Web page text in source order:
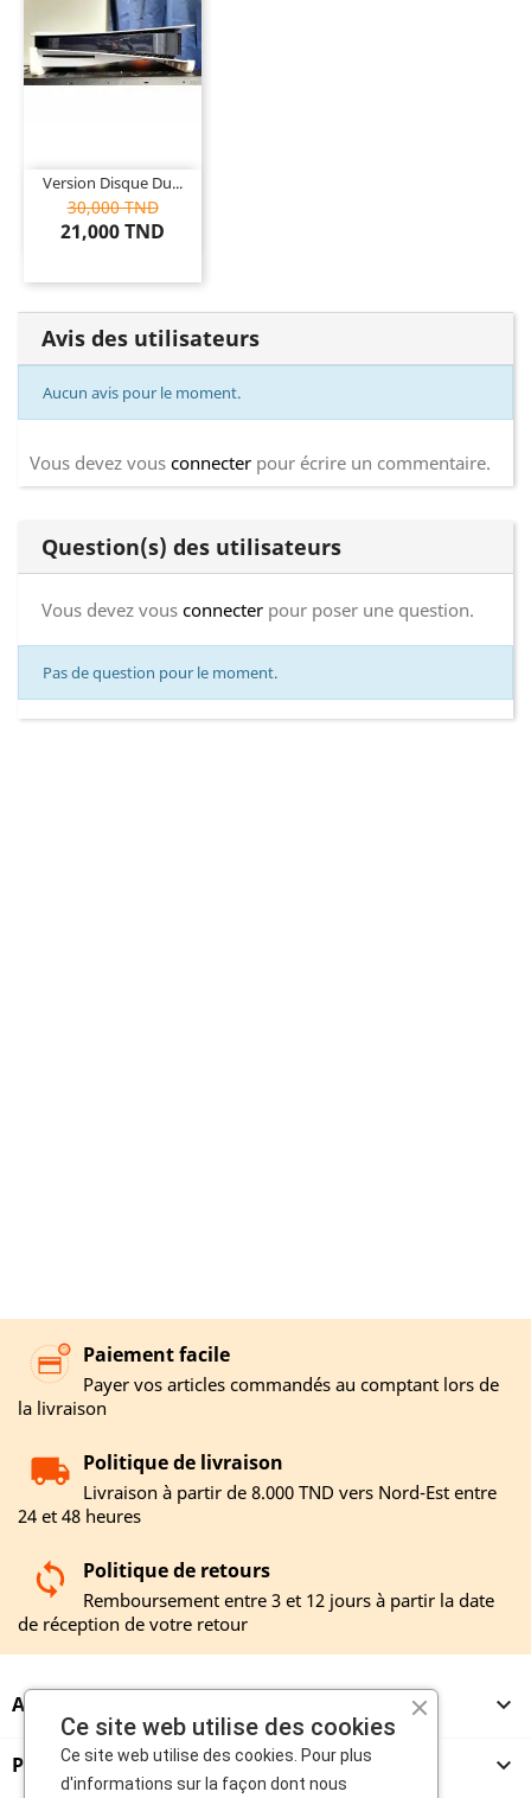
Version Disque Du...
30,000 TND
21,000 TND
Avis des utilisateurs
Aucun avis pour le moment.
Vous devez vous connecter pour écrire un commentaire.
Question(s) des utilisateurs
Vous devez vous connecter pour poser une question.
Pas de question pour le moment.
Paiement facile
Payer vos articles commandés au comptant lors de
la livraison
Politique de livraison
Livraison à partir de 8.000 TND vers Nord-Est entre
24 et 48 heures
Politique de retours
Remboursement entre 3 et 12 jours à partir la date
de réception de votre retour
A PROPOS 
PRODUITS 
Ce site web utilise des cookies
Ce site web utilise des cookies. Pour plus
d'informations sur la façon dont nous